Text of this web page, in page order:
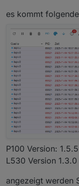
es kommt
P100 Version:
L530 Version 1.3.0
angezeigt werden